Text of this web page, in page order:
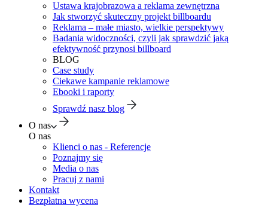
Ustawa krajobrazowa a reklama zewnętrzna
Jak stworzyć skuteczny projekt billboardu
Reklama – małe miasto, wielkie perspektywy
Badania widoczności, czyli jak sprawdzić jaką
efektywność przynosi billboard
BLOG
Case study
Ciekawe kampanie reklamowe
Ebooki i raporty
Sprawdź nasz blog
O nas
O nas
Klienci o nas - Referencje
Poznajmy się
Media o nas
Pracuj z nami
Kontakt
Bezpłatna wycena